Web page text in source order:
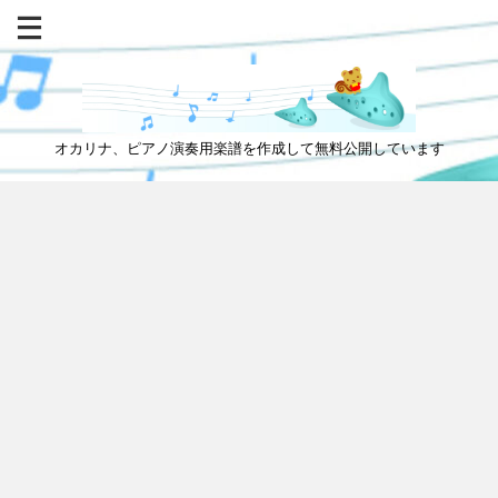
オカリナ、ピアノ演奏用楽譜を作成して無料公開しています